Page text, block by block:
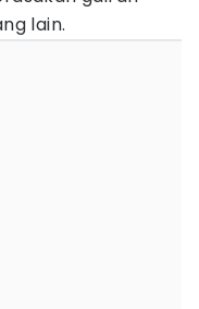
lain.